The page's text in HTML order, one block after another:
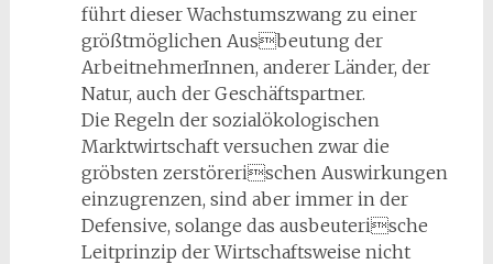
führt dieser Wachstumszwang zu einer
größtmöglichen Ausbeutung der
ArbeitnehmerInnen, anderer Länder, der
Natur, auch der Geschäftspartner.
Die Regeln der sozialökologischen
Marktwirtschaft versuchen zwar die
gröbsten zerstörerischen Auswirkungen
einzugrenzen, sind aber immer in der
Defensive, solange das ausbeuterische
Leitprinzip der Wirtschaftsweise nicht